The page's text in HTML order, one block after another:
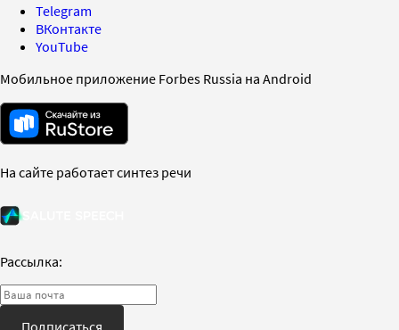
Telegram
ВКонтакте
YouTube
Мобильное приложение Forbes Russia на Android
На сайте работает синтез речи
Рассылка:
Подписаться